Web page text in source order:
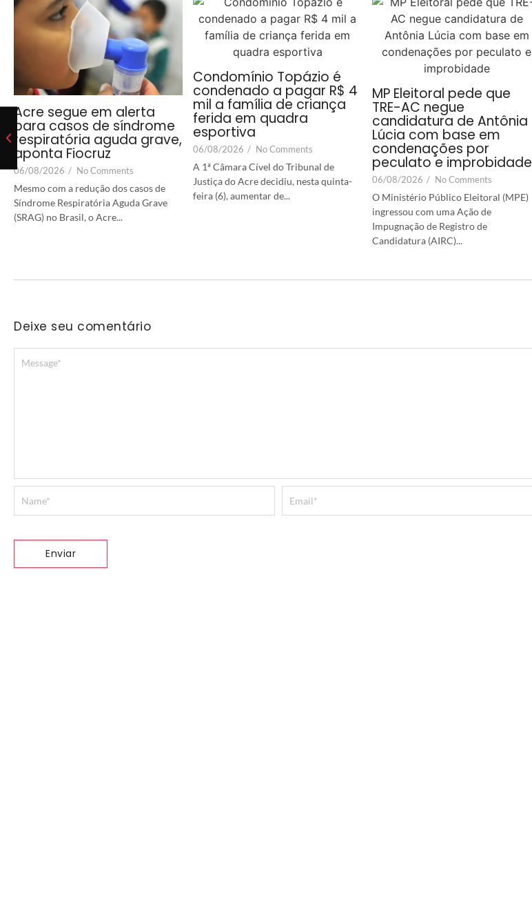
Acre segue em alerta
para casos de síndrome
respiratória aguda grave,
aponta Fiocruz
06/08/2026 / No Comments
Mesmo com a redução dos casos de
Síndrome Respiratória Aguda Grave
(SRAG) no Brasil, o Acre...
Condomínio Topázio é
condenado a pagar R$ 4
mil a família de criança
ferida em quadra
esportiva
06/08/2026 / No Comments
A 1ª Câmara Cível do Tribunal de
Justiça do Acre decidiu, nesta quinta-
feira (6), aumentar de...
MP Eleitoral pede que
TRE-AC negue
candidatura de Antônia
Lúcia com base em
condenações por
peculato e improbidade
06/08/2026 / No Comments
O Ministério Público Eleitoral (MPE)
ingressou com uma Ação de
Impugnação de Registro de
Candidatura (AIRC)...
Deixe seu comentário